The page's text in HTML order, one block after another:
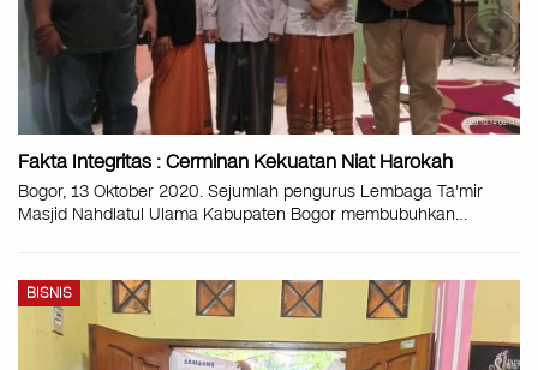
Fakta Integritas : Cerminan Kekuatan Niat Harokah
Bogor, 13 Oktober 2020. Sejumlah pengurus Lembaga Ta'mir
Masjid Nahdlatul Ulama Kabupaten Bogor membubuhkan…
BISNIS